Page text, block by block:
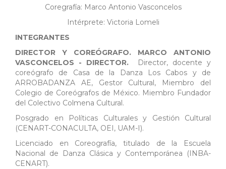
Coregrafía: Marco Antonio Vasconcelos
Intérprete: Victoria Lomeli
INTEGRANTES
DIRECTOR Y COREÓGRAFO. MARCO ANTONIO
VASCONCELOS - DIRECTOR.
Director, docente y
coreógrafo de Casa de la Danza Los Cabos y de
ARROBADANZA AE, Gestor Cultural, Miembro del
Colegio de Coreógrafos de México. Miembro Fundador
del Colectivo Colmena Cultural.
Posgrado en Políticas Culturales y Gestión Cultural
(CENART-CONACULTA, OEI, UAM-I).
Licenciado en Coreografía, titulado de la Escuela
Nacional de Danza Clásica y Contemporánea (INBA-
CENART).